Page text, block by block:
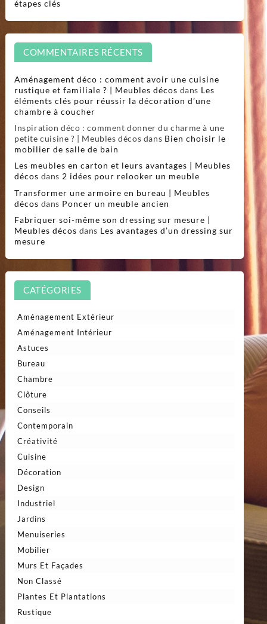
étapes clés
COMMENTAIRES RÉCENTS
Aménagement déco : comment avoir une cuisine
rustique et familiale ? | Meubles décos dans Les
éléments clés pour réussir la décoration d’une
chambre à coucher
Inspiration déco : comment donner du charme à une
petite cuisine ? | Meubles décos dans Bien choisir le
mobilier de salle de bain
Les meubles en carton et leurs avantages | Meubles
décos dans 2 idées pour relooker un meuble
Transformer une armoire en bureau | Meubles
décos dans Poncer un meuble ancien
Fabriquer soi-même son dressing sur mesure |
Meubles décos dans Les avantages d’un dressing sur
mesure
CATÉGORIES
Aménagement Extérieur
Aménagement Intérieur
Astuces
Bureau
Chambre
Clôture
Conseils
Contemporain
Créativité
Cuisine
Décoration
Design
Industriel
Jardins
Menuiseries
Mobilier
Murs Et Façades
Non Classé
Plantes Et Plantations
Rustique